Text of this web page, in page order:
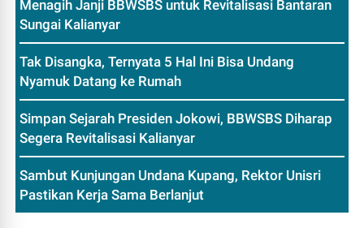
Menagih Janji BBWSBS untuk Revitalisasi Bantaran
Sungai Kalianyar
Tak Disangka, Ternyata 5 Hal Ini Bisa Undang
Nyamuk Datang ke Rumah
Simpan Sejarah Presiden Jokowi, BBWSBS Diharap
Segera Revitalisasi Kalianyar
Sambut Kunjungan Undana Kupang, Rektor Unisri
Pastikan Kerja Sama Berlanjut